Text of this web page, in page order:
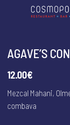
AGAVE’S
12.00€
Mezcal Mahani,
combava